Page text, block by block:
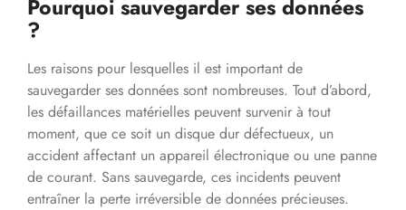
Pourquoi sauvegarder ses données
?
Les raisons pour lesquelles il est important de
sauvegarder ses données sont nombreuses. Tout d’abord,
les défaillances matérielles peuvent survenir à tout
moment, que ce soit un disque dur défectueux, un
accident affectant un appareil électronique ou une panne
de courant. Sans sauvegarde, ces incidents peuvent
entraîner la perte irréversible de données précieuses.